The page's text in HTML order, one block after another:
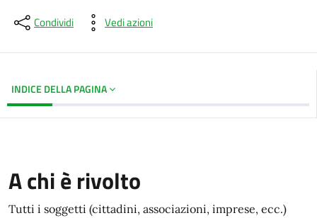
Condividi Vedi azioni
INDICE DELLA PAGINA
A chi è rivolto
Tutti i soggetti (cittadini, associazioni, imprese, ecc.)